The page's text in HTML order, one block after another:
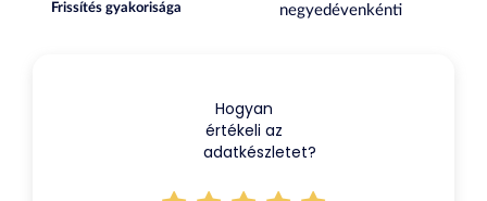
Frissítés gyakorisága negyedévenkénti
Hogyan
értékeli az
adatkészletet?